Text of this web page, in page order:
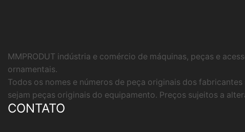
MMPRODUT indústria e comércio de máquinas, peças e
ornamentais.
Todos os nomes e números de peça originais dos
sejam peças originais do equipamento. Preços sujeitos a
CONTATO